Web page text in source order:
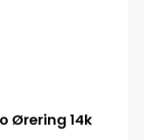
Ørering 14k